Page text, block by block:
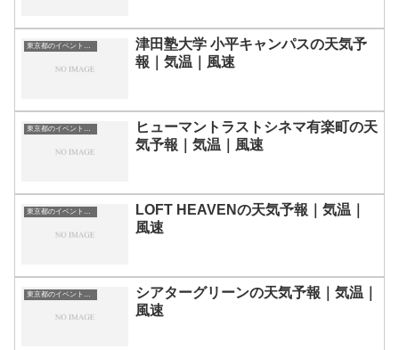
東京都のイベント会場一覧
津田塾大学 小平キャンパスの天気予
報｜気温｜風速
東京都のイベント会場一覧
ヒューマントラストシネマ有楽町の天
気予報｜気温｜風速
東京都のイベント会場一覧
LOFT HEAVENの天気予報｜気温｜
風速
東京都のイベント会場一覧
シアターグリーンの天気予報｜気温｜
風速